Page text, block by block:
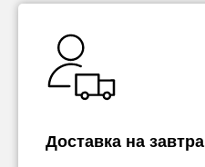
Доставка на завтра